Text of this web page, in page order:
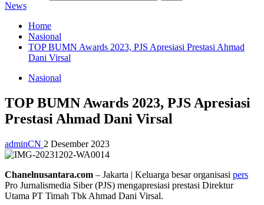
News
Home
Nasional
TOP BUMN Awards 2023, PJS Apresiasi Prestasi Ahmad
Dani Virsal
Nasional
TOP BUMN Awards 2023, PJS Apresiasi
Prestasi Ahmad Dani Virsal
adminCN 2 Desember 2023
Chanelnusantara.com – Jakarta | Keluarga besar organisasi pers
Pro Jurnalismedia Siber (PJS) mengapresiasi prestasi Direktur
Utama PT Timah Tbk Ahmad Dani Virsal.